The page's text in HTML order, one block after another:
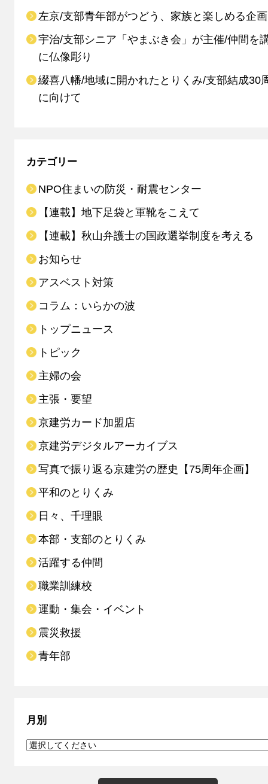
左京/支部青年部がつどう、家族と楽しめる企
宇治/支部シニア「やまぶき会」が主催/仲間を
に仏像彫り
綴喜八幡/地域に開かれたとりくみ/支部結成30
に向けて
カテゴリー
NPO住まいの防災・耐震センター
【連載】地下足袋と軍靴をこえて
【連載】秋山弁護士の国政選挙制度を考える
お知らせ
アスベスト対策
コラム：いらかの波
トップニュース
トピック
主婦の会
主張・要望
京建労カード加盟店
京建労デジタルアーカイブス
写真で振り返る京建労の歴史【75周年企画】
平和のとりくみ
日々、千理眼
本部・支部のとりくみ
活躍する仲間
職業訓練校
運動・集会・イベント
震災救援
青年部
月別